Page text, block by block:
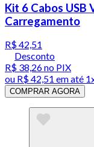
Kit 6 Cabos USB
Carregamento
R$ 42,51
Desconto
R$ 38,26no PIX
ou R$ 42,51 em até
COMPRAR AGORA